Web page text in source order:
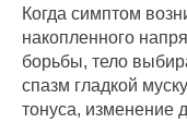
Когда симптом
накопленного
борьбы, тело
спазм гладкой
тонуса, изменение